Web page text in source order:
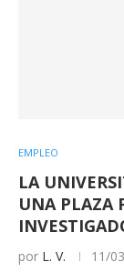
EMPLEO
LA
UNA PLAZA
por L. V. 11/